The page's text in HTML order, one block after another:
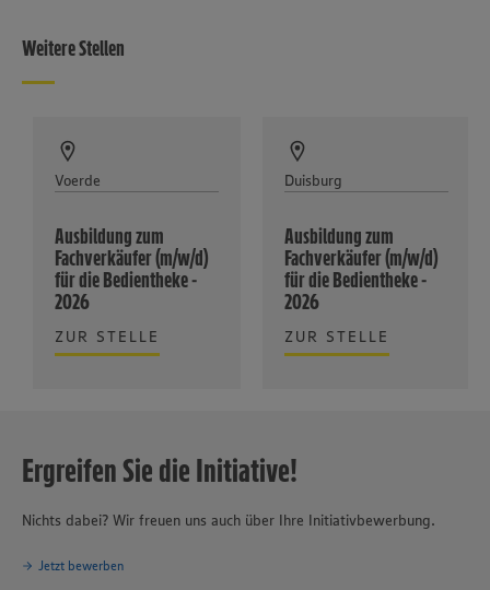
Weitere Stellen
Voerde
Ausbildung zum
Fachverkäufer (m/w/d)
für die Bedientheke -
2026
ZUR STELLE
Duisburg
Ausbildung zum
Fachverkäufer (m/w/d)
für die Bedientheke -
2026
ZUR STELLE
Ergreifen Sie die Initiative!
Nichts dabei? Wir freuen uns auch über Ihre Initiativbewerbung.
Jetzt bewerben